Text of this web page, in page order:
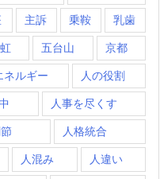
主訴 乗鞍 乳歯
五台山 京都
ネルギー 人の役割
人事を尽くす
人格統合
人混み 人違い